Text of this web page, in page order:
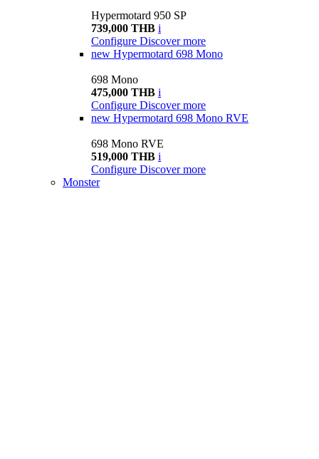
Hypermotard 950 SP
739,000 THB i
Configure Discover more
new Hypermotard 698 Mono
698 Mono
475,000 THB i
Configure Discover more
new Hypermotard 698 Mono RVE
698 Mono RVE
519,000 THB i
Configure Discover more
Monster